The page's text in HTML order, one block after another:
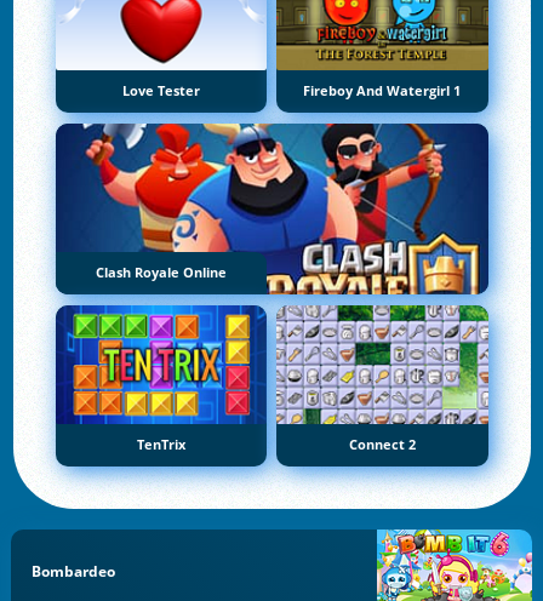
Love Tester Fireboy And Watergirl 1
Clash Royale Online
TenTrix Connect 2
Bombardeo